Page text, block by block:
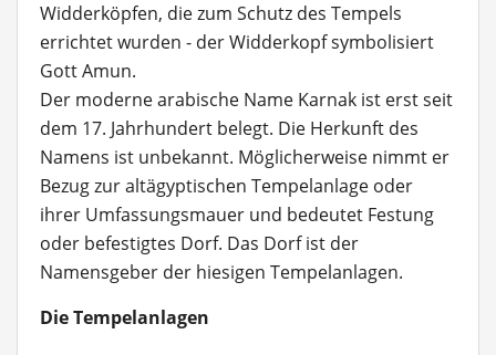
Widderköpfen, die zum Schutz des Tempels
errichtet wurden - der Widderkopf symbolisiert
Gott Amun.
Der moderne arabische Name Karnak ist erst seit
dem 17. Jahrhundert belegt. Die Herkunft des
Namens ist unbekannt. Möglicherweise nimmt er
Bezug zur altägyptischen Tempelanlage oder
ihrer Umfassungsmauer und bedeutet Festung
oder befestigtes Dorf. Das Dorf ist der
Namensgeber der hiesigen Tempelanlagen.
Die Tempelanlagen